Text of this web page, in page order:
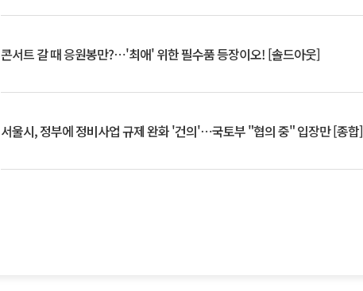
콘서트 갈 때 응원봉만?⋯'최애' 위한 필수품 등장이오! [솔드아웃]
서울시, 정부에 정비사업 규제 완화 '건의'⋯국토부 "협의 중" 입장만 [종합]